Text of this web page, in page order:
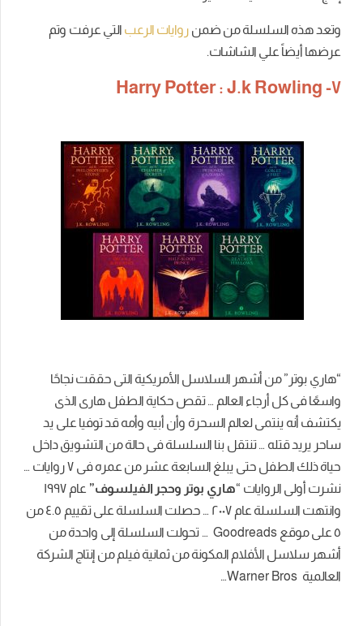
وتعد هذه السلسلة من ضمن روايات الرعب التي عرفت وتم
عرضها أيضاً علي الشاشات.
٧- Harry Potter : J.k Rowling
“هاري بوتر” من أشهر السلاسل الأمريكية التى حققت نجاحًا
واسعًا فى كل أرجاء العالم … تقص حكاية الطفل هارى الذى
يكتشف أنه ينتمى لعالم السحرة وأن أبيه وأمه قد توفيا على يد
ساحر يريد قتله … تنتقل بنا السلسلة فى حالة من التشويق داخل
حياة ذلك الطفل حتى يبلغ السابعة عشر من عمره فى ٧ روايات …
نشرت أولى الروايات “هاري بوتر وحجر الفيلسوف”
عام ١٩٩٧
وانتهت السلسلة عام ٢٠٠٧ … حصلت السلسلة على تقييم ٤.٥ من
٥ على موقع Goodreads … تحولت السلسلة إلى واحدة من
أشهر سلاسل الأفلام المكونة من ثمانية فيلم من إنتاج الشركة
العالمية Warner Bros…